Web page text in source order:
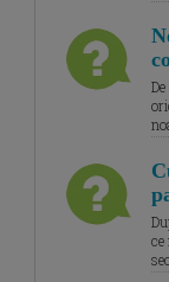
ce